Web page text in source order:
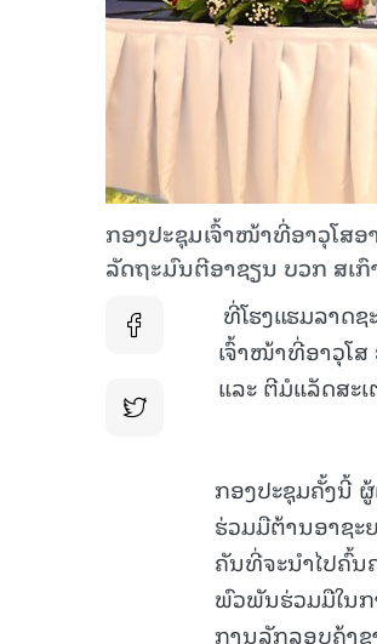
ກອງປະຊຸມເຈົ້າໜ້າທີ່ອາວຸໂສ
ລັດຖະມົນຕີອາຊຽນ ບວກ ສເ
ທີ່ໂຮງແຮມລາດ
ເຈົ້າໜ້າທີ່ອາວຸໂ
ແລະ ຕີມໍແລັດສະ
ກອງປະຊຸມຄັ້ງນີ້
ຮ່ວມມືຕ້ານອາຊະ
ຄັນທີ່ຈະນໍາໄປຄົ້
ພົວພັນຮ່ວມມືໃນ
ການລັກລອບຄ້າຂ